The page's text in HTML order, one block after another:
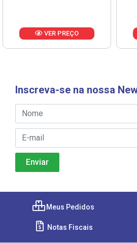
VER PREÇO
Inscreva-se na nossa
Meus Pedidos
Notas Fiscais